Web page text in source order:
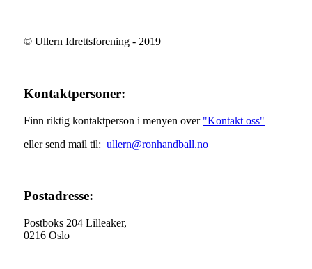
© Ullern Idrettsforening - 2019
Kontaktpersoner:
Finn riktig kontaktperson i menyen over "Kontakt oss"
eller send mail til: ullern@ronhandball.no
Postadresse:
Postboks 204 Lilleaker,
0216 Oslo